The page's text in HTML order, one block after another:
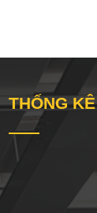
THỐNG